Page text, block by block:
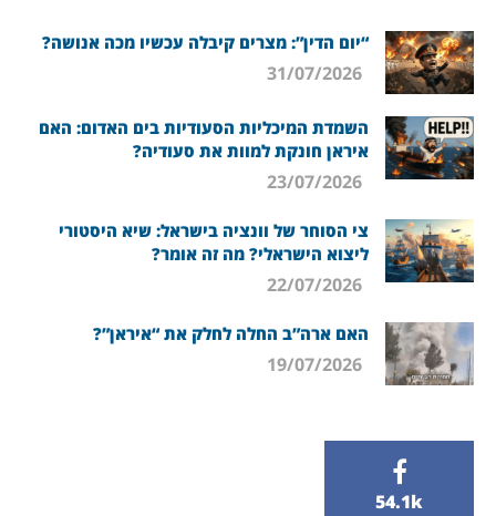
“יום הדין”: מצרים קיבלה עכשיו מכה אנושה?
השמדת המיכליות הסעודיות בים האדום: האם
איראן חונקת למוות את סעודיה?
צי הסוחר של וונציה בישראל: שיא היסטורי
ליצוא הישראלי? מה זה אומר?
האם ארה”ב החלה לחלק את “איראן”?
54.1k